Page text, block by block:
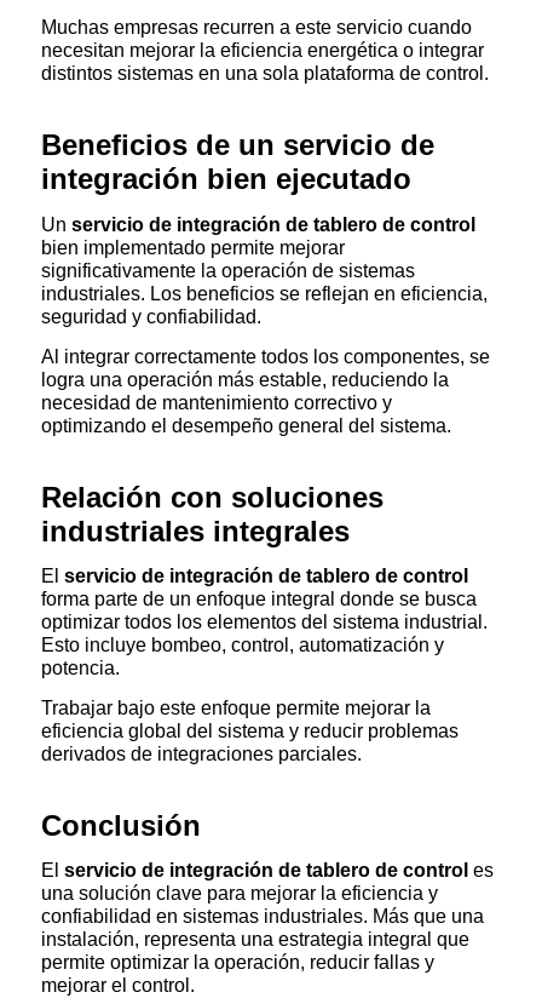
Muchas empresas recurren a este servicio cuando
necesitan mejorar la eficiencia energética o integrar
distintos sistemas en una sola plataforma de control.
Beneficios de un servicio de
integración bien ejecutado
Un servicio de integración de tablero de control
bien implementado permite mejorar
significativamente la operación de sistemas
industriales. Los beneficios se reflejan en eficiencia,
seguridad y confiabilidad.
Al integrar correctamente todos los componentes, se
logra una operación más estable, reduciendo la
necesidad de mantenimiento correctivo y
optimizando el desempeño general del sistema.
Relación con soluciones
industriales integrales
El servicio de integración de tablero de control
forma parte de un enfoque integral donde se busca
optimizar todos los elementos del sistema industrial.
Esto incluye bombeo, control, automatización y
potencia.
Trabajar bajo este enfoque permite mejorar la
eficiencia global del sistema y reducir problemas
derivados de integraciones parciales.
Conclusión
El servicio de integración de tablero de control es
una solución clave para mejorar la eficiencia y
confiabilidad en sistemas industriales. Más que una
instalación, representa una estrategia integral que
permite optimizar la operación, reducir fallas y
mejorar el control.